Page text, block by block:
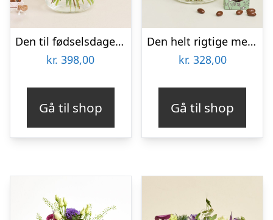
Den til fødselsdagen med tillykkekarameller
kr. 398,00
Gå til shop
Den helt rigtige med flødechokolade mandler
kr. 328,00
Gå til shop